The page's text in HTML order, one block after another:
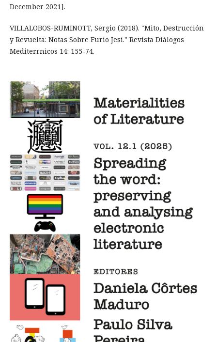
December 2021].
VILLALOBOS-RUMINOTT, Sergio (2018). "Mito, Destrucción
y Revuelta: Notas Sobre Furio Jesi." Revista Diálogos
Mediterrnicos 14: 155-74.